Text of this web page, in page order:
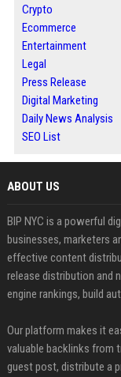
Crypto
Ecommerce
Entertainment
Legal
Press Release
Digital Marketing
Daily News Analysis
SEO List
ABOUT US
BIP NYC is a powerful
businesses, marketers
effective content
release distribution and
engine rankings, build
Our platform makes it
valuable backlinks from
guest post, distribute a